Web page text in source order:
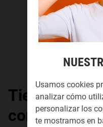
Tiendas
comunidad
Usamos cookies
analizar cómo
personalizar los
te mostramos en